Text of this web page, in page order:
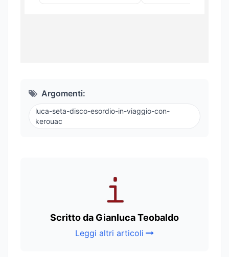
Argomenti:
luca-seta-disco-esordio-in-viaggio-con-
kerouac
Scritto da Gianluca Teobaldo
Leggi altri articoli